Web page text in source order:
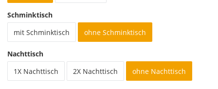
Schminktisch
mit Schminktisch
ohne Schminktisch
Nachttisch
1X Nachttisch
2X Nachttisch ohne Nachttisch